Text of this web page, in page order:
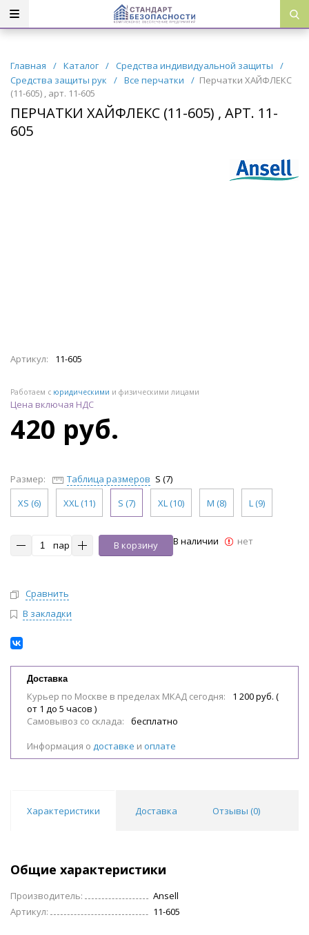
Главная / Каталог / Средства индивидуальной защиты
/
Средства защиты рук
/ Все перчатки / Перчатки ХАЙФЛЕКС
(11-605) , арт. 11-605
ПЕРЧАТКИ ХАЙФЛЕКС (11-605) , АРТ. 11-
605
Артикул: 11-605
Работаем с юридическими и физическими лицами
Цена включая НДС
420 руб.
Размер: Таблица размеров S (7)
XS (6)
XXL (11) S (7) XL (10) M (8) L (9)
пар В корзину В наличии нет
Сравнить
В закладки
Доставка
Курьер по Москве в пределах МКАД сегодня:
1 200 руб. (
от 1 до 5 часов )
Самовывоз со склада:
бесплатно
Информация о доставке и оплате
Характеристики Доставка Отзывы (0)
Общие характеристики
Производитель:
Ansell
Артикул:
11-605